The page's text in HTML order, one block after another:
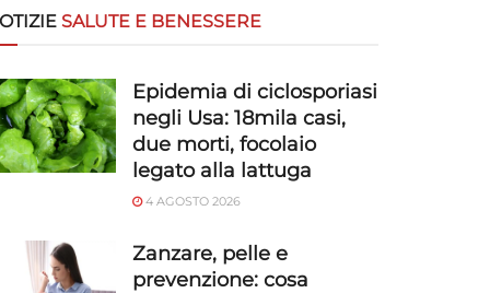
SALUTE E BENESSERE
Epidemia di ciclosporiasi
negli Usa: 18mila casi,
due morti, focolaio
legato alla lattuga
4 AGOSTO 2026
Zanzare, pelle e
prevenzione: cosa